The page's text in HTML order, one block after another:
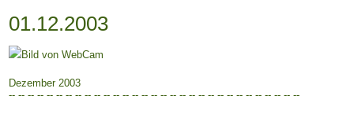
01.12.2003
Dezember 2003
-- -- -- -- -- -- -- -- -- -- -- -- -- -- -- -- -- -- -- -- -- -- -- -- -- -- -- -- -- -- --